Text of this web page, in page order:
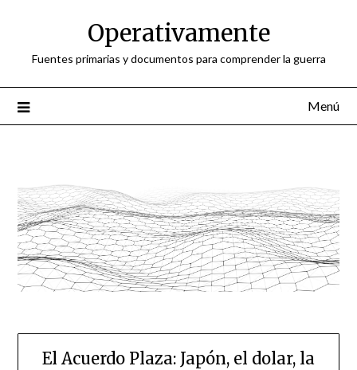
Operativamente
Fuentes primarias y documentos para comprender la guerra
Menú
El Acuerdo Plaza: Japón, el dolar, la